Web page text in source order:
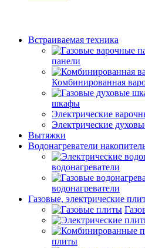
Встраиваемая техника
панели
Комбинированная
шкафы
Электрические
Электрические
Вытяжки
Водонагреватели
водонагреватели
водонагреватели
Газовые, электрические
плиты